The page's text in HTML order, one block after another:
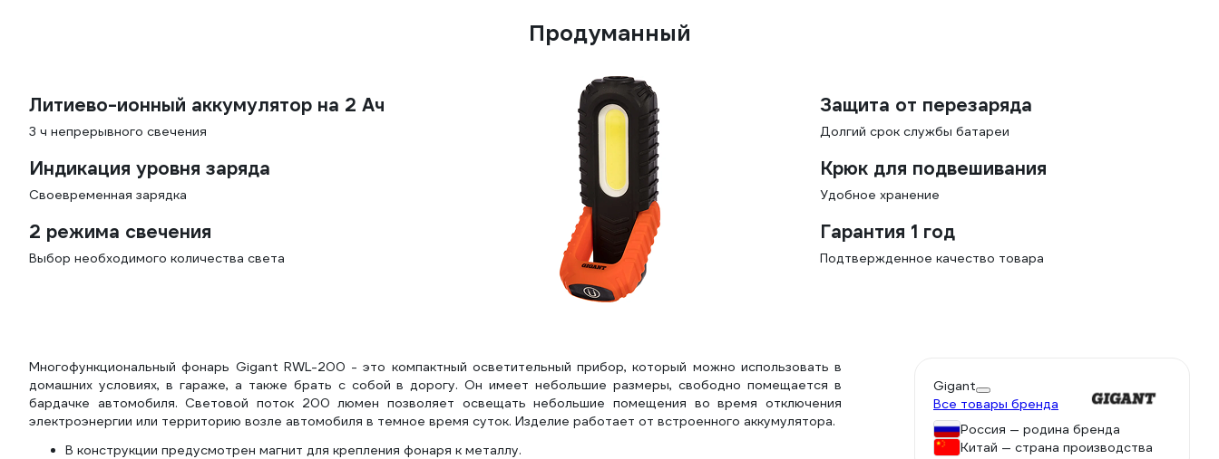
Продуманный
Литиево-ионный аккумулятор на 2 Ач
3 ч непрерывного свечения
Индикация уровня заряда
Своевременная зарядка
2 режима свечения
Выбор необходимого количества света
Защита от перезаряда
Долгий срок службы батареи
Крюк для подвешивания
Удобное хранение
Гарантия 1 год
Подтвержденное качество товара
Многофункциональный фонарь Gigant RWL-200 - это компактный осветительный прибор, который можно использовать в
домашних условиях, в гараже, а также брать с собой в дорогу. Он имеет небольшие размеры, свободно помещается в
бардачке автомобиля. Световой поток 200 люмен позволяет освещать небольшие помещения во время отключения
электроэнергии или территорию возле автомобиля в темное время суток. Изделие работает от встроенного аккумулятора.
В конструкции предусмотрен магнит для крепления фонаря к металлу.
Gigant
Все товары бренда
Россия — родина бренда
Китай — страна производства